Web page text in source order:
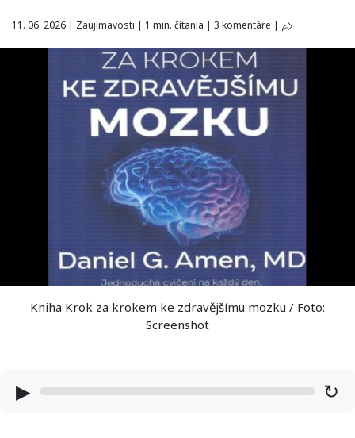
11. 06. 2026 | Zaujímavosti | 1 min. čítania | 3 komentáre |
Kniha Krok za krokem ke zdravějšímu mozku / Foto:
Screenshot
▶ ↻